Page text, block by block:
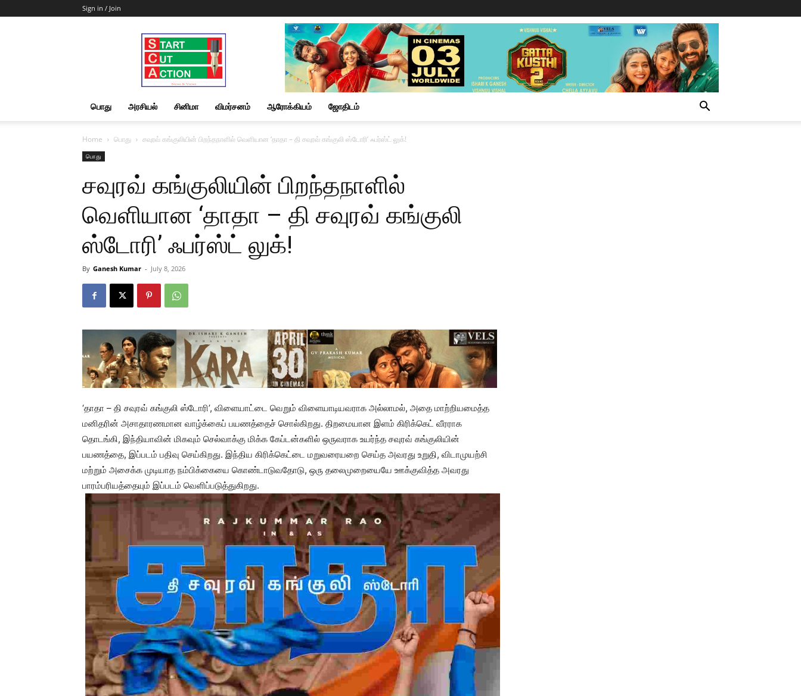
Sign in / Join
Start
Cut
Action
|
News
&
பொது அரசியல் சினிமா விமர்சனம் ஆரோக்கியம் ஜோதிடம்
Home பொது சவுரவ் கங்குலியின் பிறந்தநாளில் வெளியான ‘தாதா – தி சவுரவ் கங்குலி ஸ்டோரி’ ஃபர்ஸ்ட் லுக்!
பொது
சவுரவ் கங்குலியின் பிறந்தநாளில்
வெளியான ‘தாதா – தி சவுரவ் கங்குலி
ஸ்டோரி’ ஃபர்ஸ்ட் லுக்!
By Ganesh Kumar - July 8, 2026
‘தாதா – தி சவுரவ் கங்குலி ஸ்டோரி’, விளையாட்டை வெறும் விளையாடியவராக அல்லாமல், அதை மாற்றியமைத்த
மனிதரின் அசாதாரணமான வாழ்க்கைப் பயணத்தைச் சொல்கிறது. திறமையான இளம் கிரிக்கெட் வீரராக
தொடங்கி, இந்தியாவின் மிகவும் செல்வாக்கு மிக்க கேப்டன்களில் ஒருவராக உயர்ந்த சவுரவ் கங்குலியின்
பயணத்தை, இப்படம் பதிவு செய்கிறது. இந்திய கிரிக்கெட்டை மறுவரையறை செய்த அவரது உறுதி, விடாமுயற்சி
மற்றும் அசைக்க முடியாத நம்பிக்கையை கொண்டாடுவதோடு, ஒரு தலைமுறையையே ஊக்குவித்த அவரது
பாரம்பரியத்தையும் இப்படம் வெளிப்படுத்துகிறது.